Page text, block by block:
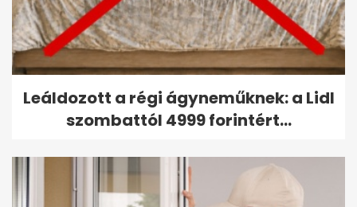
Leáldozott a régi ágyneműknek: a Lidl
szombattól 4999 forintért...